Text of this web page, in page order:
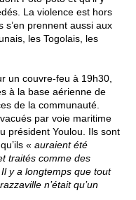
La violence est hors
s’en prennent aussi aux
les Togolais, les
un couvre-feu à 19h30,
à la base aérienne de
de la communauté.
par voie maritime
président Youlou. Ils sont
« auraient été
traités comme des
Il y a longtemps que tout
n’était qu’un